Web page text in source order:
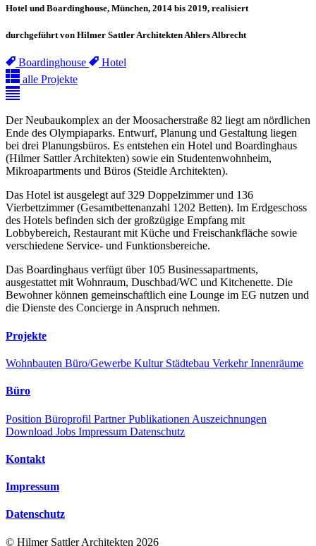
Hotel und Boardinghouse, München, 2014 bis 2019, realisiert
durchgeführt von Hilmer Sattler Architekten Ahlers Albrecht
Boardinghouse
Hotel
alle Projekte
Der Neubaukomplex an der Moosacherstraße 82 liegt am nördlichen
Ende des Olympiaparks. Entwurf, Planung und Gestaltung liegen
bei drei Planungsbüros. Es entstehen ein Hotel und Boardinghaus
(Hilmer Sattler Architekten) sowie ein Studentenwohnheim,
Mikroapartments und Büros (Steidle Architekten).
Das Hotel ist ausgelegt auf 329 Doppelzimmer und 136
Vierbettzimmer (Gesamtbettenanzahl 1202 Betten). Im Erdgeschoss
des Hotels befinden sich der großzügige Empfang mit
Lobbybereich, Restaurant mit Küche und Freischankfläche sowie
verschiedene Service- und Funktionsbereiche.
Das Boardinghaus verfügt über 105 Businessapartments,
ausgestattet mit Wohnraum, Duschbad/WC und Kitchenette. Die
Bewohner können gemeinschaftlich eine Lounge im EG nutzen und
die Dienste des Concierge in Anspruch nehmen.
Projekte
Wohnbauten Büro/Gewerbe Kultur Städtebau VerkehrInnenräume
Büro
Position Büroprofil PartnerPublikationen Auszeichnungen
Download Jobs Impressum Datenschutz
Kontakt
Impressum
Datenschutz
© Hilmer Sattler Architekten 2026